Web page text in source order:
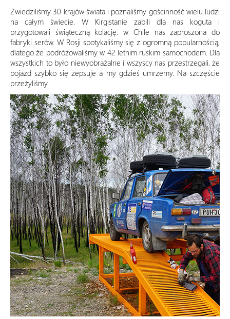
Zwiedziliśmy 30 krajów świata i poznaliśmy gościnność wielu ludzi
na całym świecie. W Kirgistanie zabili dla nas koguta i
przygotowali świąteczną kolację, w Chile nas zaproszona do
fabryki serów. W Rosji spotykaliśmy się z ogromną popularnością,
dlatego że podróżowaliśmy w 42 letnim ruskim samochodem. Dla
wszystkich to było niewyobrażalne i wszyscy nas przestrzegali, że
pojazd szybko się zepsuje a my gdzieś umrzemy. Na szczęście
przeżyliśmy.